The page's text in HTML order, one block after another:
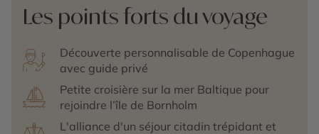
Les points forts du voyage
Découverte personnalisable de Copenhague
avec guide privé
Petite croisière sur la mer Baltique pour
rejoindre l’île de Bornholm
L'alliance d'un séjour citadin trépidant et